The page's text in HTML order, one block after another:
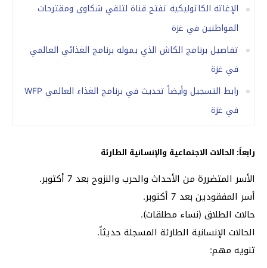
الإغاثة الكاثوليكية تفتح قناة لتلقي شكاوى ومقترحات
المواطنين في غزة
تفاصيل برنامج الكاش الذي يموله برنامج الغذائي العالمي
في غزة
رابط التسجيل وأيضاً تحديث في برنامج الغذاء العالمي WFP
في غزة
رابعاً: الحالات الاجتماعية والإنسانية الطارئة
الأسر المتضررة من الأحداث والحرب والنزوح بعد 7 أكتوبر.
أسر المفقودين بعد 7 أكتوبر.
حالات الطلاق (نساء مطلقات).
الحالات الإنسانية الطارئة المسجلة حديثاً.
تنويه مهم: